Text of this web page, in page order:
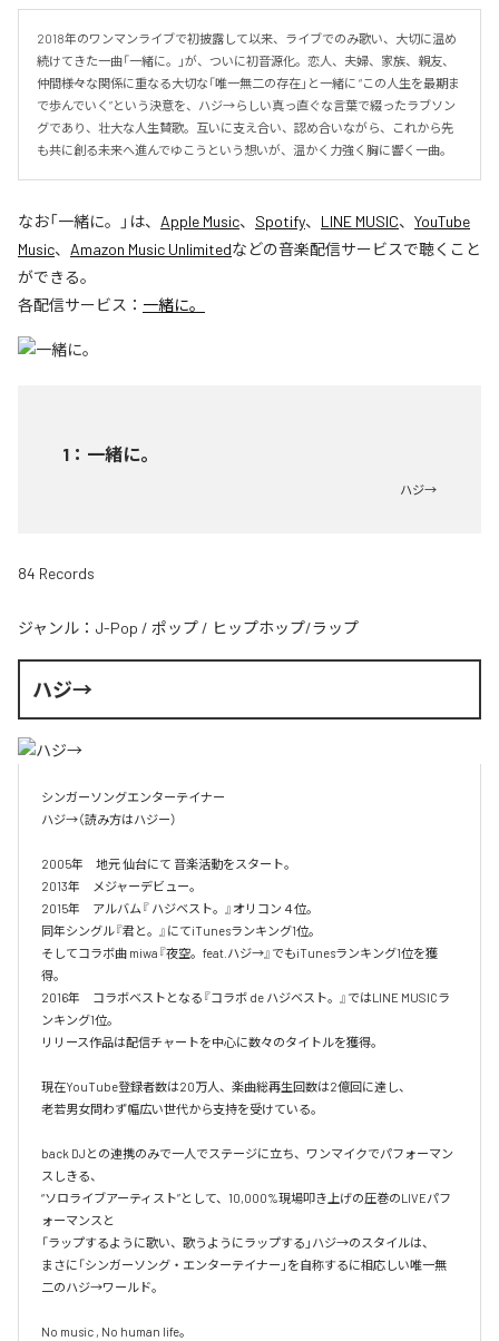
2018年のワンマンライブで初披露して以来、ライブでのみ歌い、大切に温め
続けてきた一曲「一緒に。」が、ついに初音源化。恋人、夫婦、家族、親友、
仲間――様々な関係に重なる大切な「唯一無二の存在」と一緒に “この人生を最期ま
で歩んでいく”という決意を、ハジ→らしい真っ直ぐな言葉で綴ったラブソン
グであり、壮大な人生賛歌。互いに支え合い、認め合いながら、これから先
も共に創る未来へ進んでゆこうという想いが、温かく力強く胸に響く一曲。
なお「一緒に。 」は、 Apple Music、 Spotify、 LINE MUSIC、 YouTube
Music、 Amazon Music Unlimitedなどの音楽配信サービスで聴くこと
ができる。
各配信サービス： 一緒に。
1 ： 一緒に。
ハジ→
84 Records
ジャンル： J-Pop / ポップ / ヒップホップ/ラップ
ハジ→
シンガーソングエンターテイナー
ハジ→（読み方はハジー）
2005年　地元 仙台にて 音楽活動をスタート。
2013年　メジャーデビュー。
2015年　アルバム『 ハジベスト。』オリコン４位。
同年シングル『君と。』にてiTunesランキング1位。
そしてコラボ曲 miwa『夜空。feat.ハジ→』でもiTunesランキング1位を獲
得。
2016年　コラボベストとなる『コラボ de ハジベスト。』ではLINE MUSICラ
ンキング1位。
リリース作品は配信チャートを中心に数々のタイトルを獲得。
現在YouTube登録者数は20万人、楽曲総再生回数は2億回に達し、
老若男女問わず幅広い世代から支持を受けている。
back DJとの連携のみで一人でステージに立ち、ワンマイクでパフォーマン
スしきる、
“ソロライブアーティスト”として、10,000%現場叩き上げの圧巻のLIVEパフ
ォーマンスと
「ラップするように歌い、歌うようにラップする」ハジ→のスタイルは、
まさに「シンガーソング・エンターテイナー」を自称するに相応しい唯一無
二のハジ→ワールド。
No music , No human life。